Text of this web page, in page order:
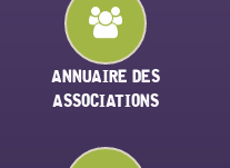
ANNUAIRE DES
ASSOCIATIONS